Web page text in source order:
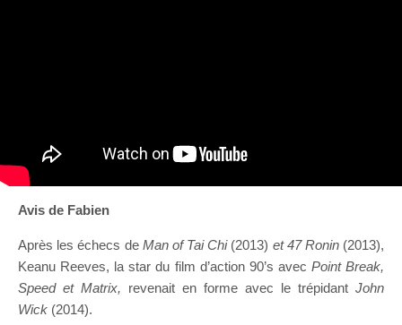
Avis de Fabien
Après les échecs de Man of Tai Chi (2013) et 47 Ronin (2013),
Keanu Reeves, la star du film d’action 90’s avec Point Break,
Speed et Matrix, revenait en forme avec le trépidant John
Wick (2014).